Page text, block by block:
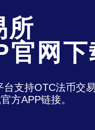
所
官网下
支持OTC法币交
方APP链接。